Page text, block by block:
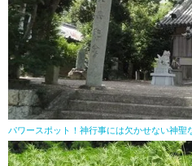
パワースポット！神行事には欠かせない神聖